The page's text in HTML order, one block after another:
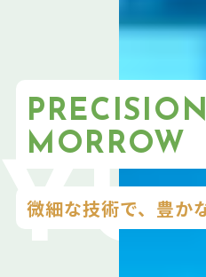
MORROW
微細な技術で、豊か